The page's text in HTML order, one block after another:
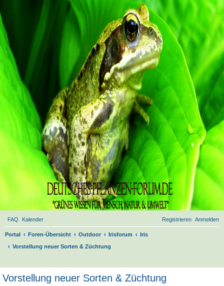
FAQ Kalender Anmelden
Registrieren
Portal Foren-Übersicht Outdoor Irisforum
Iris
Vorstellung neuer Sorten & Züchtung
Vorstellung neuer Sorten & Züchtung